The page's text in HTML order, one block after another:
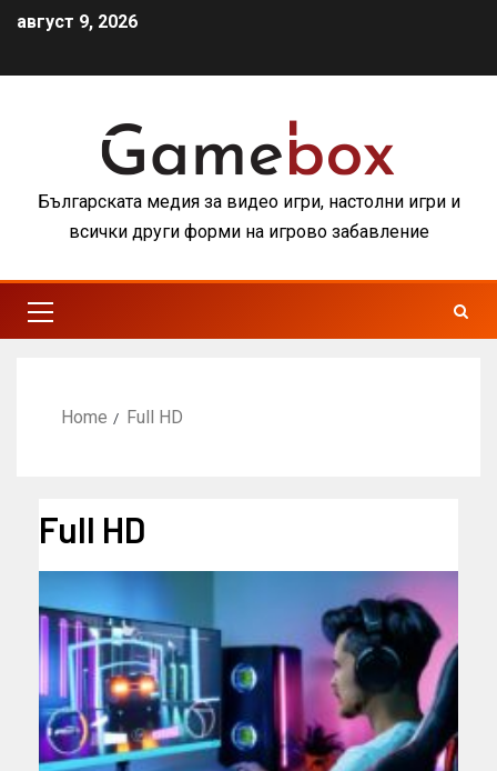
август 9, 2026
Българската медия за видео игри, настолни игри и
всички други форми на игрово забавление
Home Full HD
Full HD